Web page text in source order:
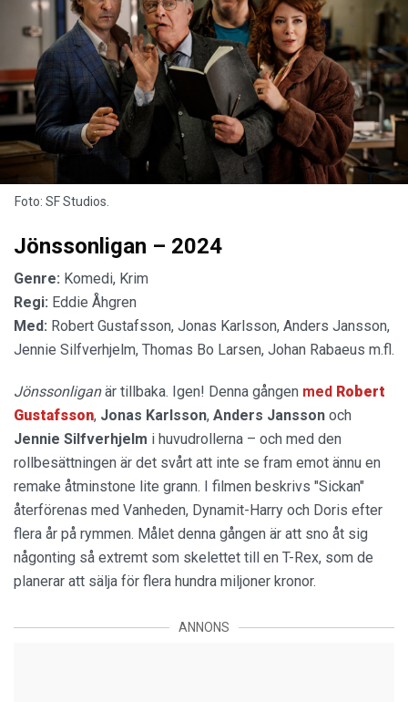
Foto: SF Studios.
Jönssonligan – 2024
Genre: Komedi, Krim
Regi: Eddie Åhgren
Med: Robert Gustafsson, Jonas Karlsson, Anders Jansson,
Jennie Silfverhjelm, Thomas Bo Larsen, Johan Rabaeus m.fl.
Jönssonliganär tillbaka. Igen! Denna gången med Robert
Gustafsson, Jonas Karlsson, Anders Jansson och
Jennie Silfverhjelm i huvudrollerna – och med den
rollbesättningen är det svårt att inte se fram emot ännu en
remake åtminstone lite grann. I filmen beskrivs "Sickan"
återförenas med Vanheden, Dynamit-Harry och Doris efter
flera år på rymmen. Målet denna gången är att sno åt sig
någonting så extremt som skelettet till en T-Rex, som de
planerar att sälja för flera hundra miljoner kronor.
ANNONS